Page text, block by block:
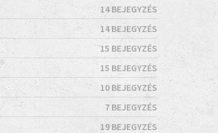
14 BEJEGYZÉS
14 BEJEGYZÉS
15 BEJEGYZÉS
15 BEJEGYZÉS
10 BEJEGYZÉS
7 BEJEGYZÉS
19 BEJEGYZÉS